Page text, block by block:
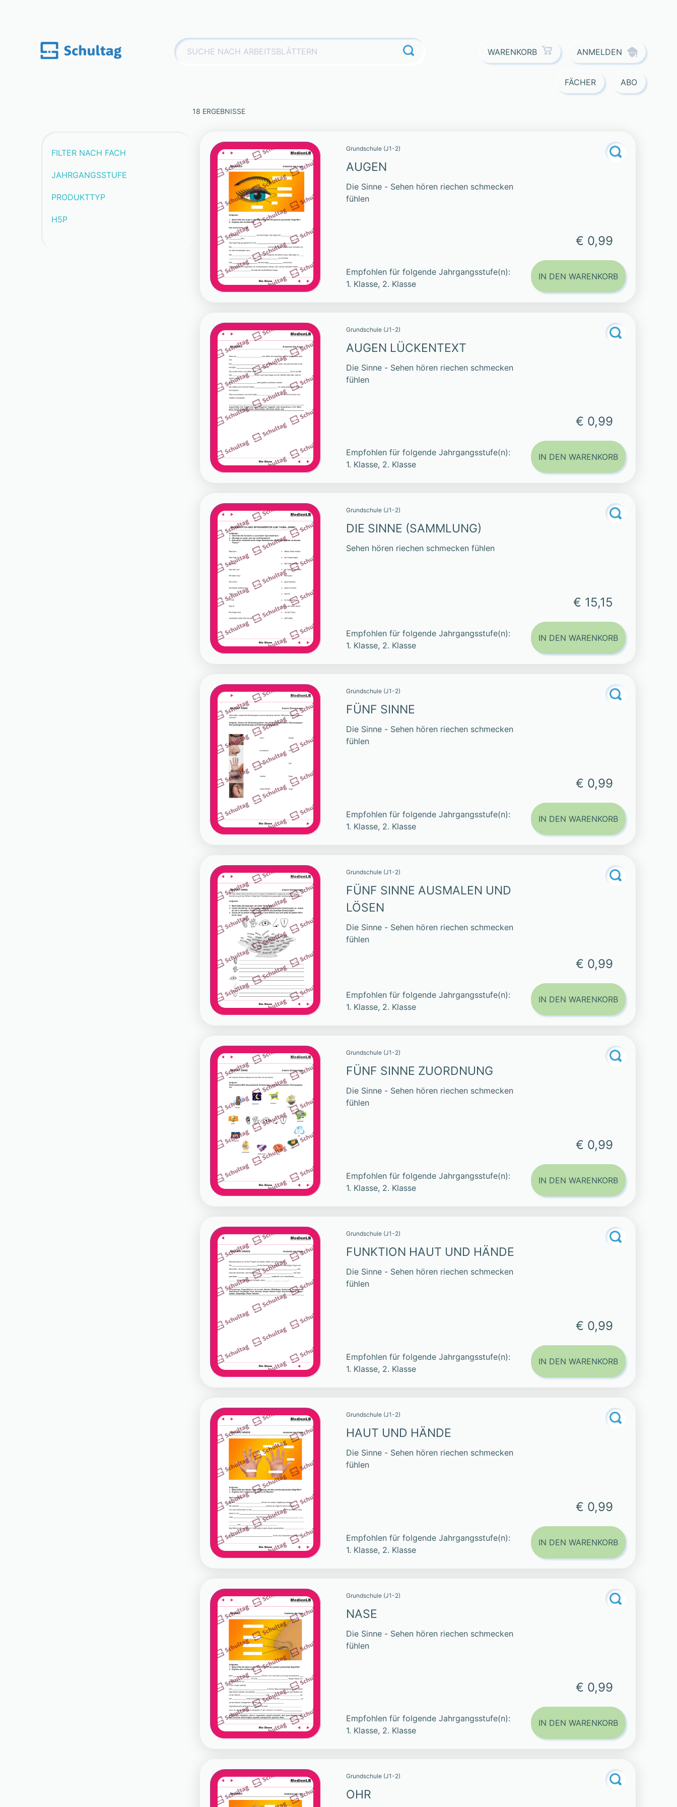
Suchen
nach:
WARENKORB ANMELDEN
FÄCHER ABO
18 ERGEBNISSE
FILTER NACH FACH
JAHRGANGSSTUFE
PRODUKTTYP
H5P
Grundschule (J1-2)
AUGEN
Die Sinne - Sehen hören riechen schmecken
fühlen
Empfohlen für folgende Jahrgangsstufe(n):
1. Klasse, 2. Klasse
€ 0,99
IN DEN WARENKORB
Grundschule (J1-2)
AUGEN LÜCKENTEXT
Die Sinne - Sehen hören riechen schmecken
fühlen
Empfohlen für folgende Jahrgangsstufe(n):
1. Klasse, 2. Klasse
€ 0,99
IN DEN WARENKORB
Grundschule (J1-2)
DIE SINNE (SAMMLUNG)
Sehen hören riechen schmecken fühlen
Empfohlen für folgende Jahrgangsstufe(n):
1. Klasse, 2. Klasse
€ 15,15
IN DEN WARENKORB
Grundschule (J1-2)
FÜNF SINNE
Die Sinne - Sehen hören riechen schmecken
fühlen
Empfohlen für folgende Jahrgangsstufe(n):
1. Klasse, 2. Klasse
€ 0,99
IN DEN WARENKORB
Grundschule (J1-2)
FÜNF SINNE AUSMALEN UND
LÖSEN
Die Sinne - Sehen hören riechen schmecken
fühlen
Empfohlen für folgende Jahrgangsstufe(n):
1. Klasse, 2. Klasse
€ 0,99
IN DEN WARENKORB
Grundschule (J1-2)
FÜNF SINNE ZUORDNUNG
Die Sinne - Sehen hören riechen schmecken
fühlen
Empfohlen für folgende Jahrgangsstufe(n):
1. Klasse, 2. Klasse
€ 0,99
IN DEN WARENKORB
Grundschule (J1-2)
FUNKTION HAUT UND HÄNDE
Die Sinne - Sehen hören riechen schmecken
fühlen
Empfohlen für folgende Jahrgangsstufe(n):
1. Klasse, 2. Klasse
€ 0,99
IN DEN WARENKORB
Grundschule (J1-2)
HAUT UND HÄNDE
Die Sinne - Sehen hören riechen schmecken
fühlen
Empfohlen für folgende Jahrgangsstufe(n):
1. Klasse, 2. Klasse
€ 0,99
IN DEN WARENKORB
Grundschule (J1-2)
NASE
Die Sinne - Sehen hören riechen schmecken
fühlen
Empfohlen für folgende Jahrgangsstufe(n):
1. Klasse, 2. Klasse
€ 0,99
IN DEN WARENKORB
Grundschule (J1-2)
OHR